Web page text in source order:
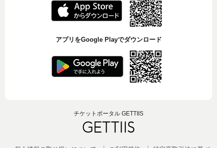
アプリをGoogle Playでダウンロード
チケットポータル GETTIIS